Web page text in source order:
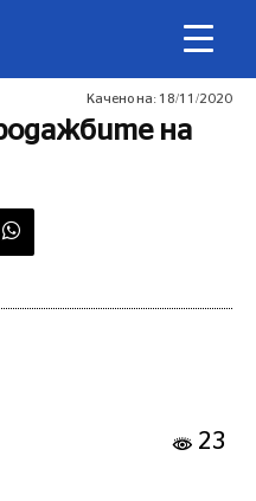
Качено на: 18/11/2020
на
23